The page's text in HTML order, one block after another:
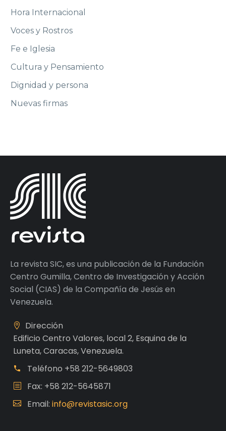
Hora Internacional
Voces y Rostros
Fe e Iglesia
Cultura y Pensamiento
Dignidad y persona
Nuevas firmas
La revista SIC, es una publicación de la Fundación
Centro Gumilla, Centro de Investigación y Acción
Social (CIAS) de la Compañía de Jesús en
Venezuela.
Dirección
Edificio Centro Valores, local 2, Esquina de la
Luneta, Caracas, Venezuela.
Teléfono +58 212-5649803
Fax: +58 212-5645871
Email: info@revistasic.org